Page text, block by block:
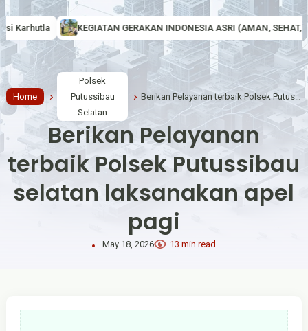
GERAKAN INDONESIA ASRI (AMAN, SEHAT, RESIK DAN INDAH) DI
Home
Polsek
Putussibau
Selatan
Berikan Pelayanan terbaik Polsek Putussibau selatan laksanakan apel pagi
Berikan Pelayanan
terbaik Polsek Putussibau
selatan laksanakan apel
pagi
May 18, 2026 13 min read